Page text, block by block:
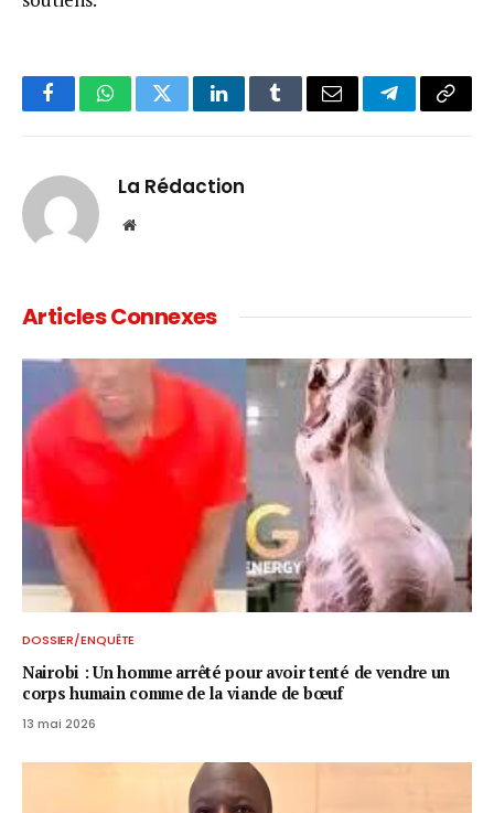
FacebookWhatsAppTwitterLinkedInTumblrEmail TelegramCopy
La Rédaction
Website
Articles Connexes
DOSSIER/ENQUÊTE
Nairobi : Un homme arrêté pour avoir tenté de vendre un
corps humain comme de la viande de bœuf
13 mai 2026